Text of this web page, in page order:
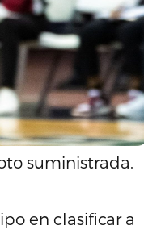
suministrada.
en clasificar a